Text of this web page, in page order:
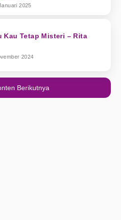
2025
Kau Tetap Misteri – Rita
2024
Berikutnya